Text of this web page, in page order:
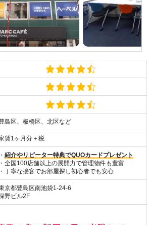
島区、板橋区、北区など
賃1ヶ月分＋税
・ 紹介やリピーター特典でQUOカードプレゼント
・全国100店舗以上の展開力で管理物件も豊富
・丁寧な接客でお部屋探し初心者でも安心
京都豊島区南池袋1-24-6
野ビル2F